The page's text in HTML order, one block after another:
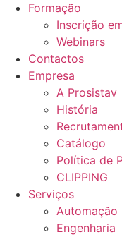
Formação
Inscrição
Webinars
Contactos
Empresa
A Prosistav
História
Catálogo
Política de
CLIPPING
Serviços
Automação
Engenharia